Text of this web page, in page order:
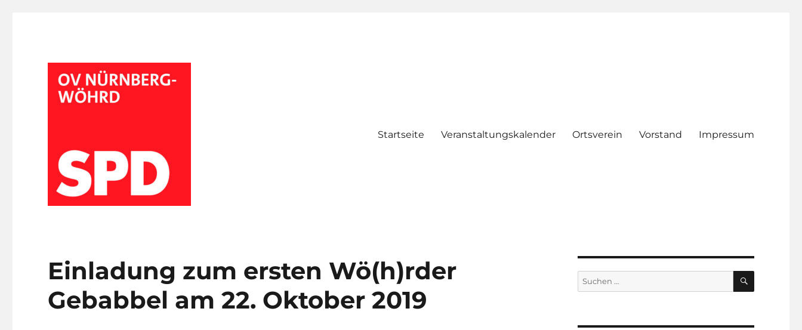
Startseite Veranstaltungskalender Ortsverein Vorstand Impressum
Einladung zum ersten Wö(h)rder
Gebabbel am 22. Oktober 2019
Suchen
nach:
SUCHEN